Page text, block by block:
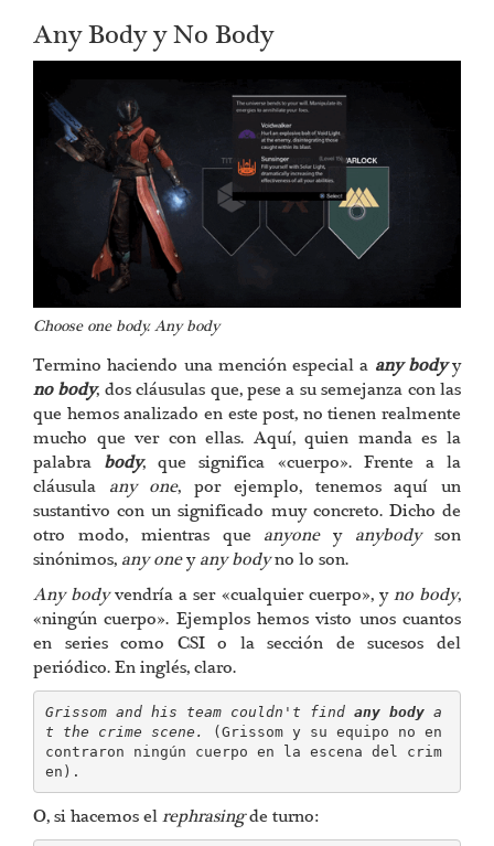
Any Body y No Body
Choose one body. Any body
Termino haciendo una mención especial a any body y
no body, dos cláusulas que, pese a su semejanza con las
que hemos analizado en este post, no tienen realmente
mucho que ver con ellas. Aquí, quien manda es la
palabra body, que significa «cuerpo». Frente a la
cláusula any one, por ejemplo, tenemos aquí un
sustantivo con un significado muy concreto. Dicho de
otro modo, mientras que anyoney anybodyson
sinónimos, any oneyany bodyno lo son.
Any bodyvendría a ser «cualquier cuerpo», yno body,
«ningún cuerpo». Ejemplos hemos visto unos cuantos
en series como CSI o la sección de sucesos del
periódico. En inglés, claro.
Grissom and his team couldn't find any body a
t the crime scene.
(Grissom y su equipo no en
contraron ningún cuerpo en la escena del crim
en).
O, si hacemos elrephrasingde turno: